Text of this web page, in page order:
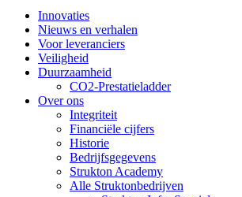
Innovaties
Nieuws en verhalen
Voor leveranciers
Veiligheid
Duurzaamheid
CO2-Prestatieladder
Over ons
Integriteit
Financiële cijfers
Historie
Bedrijfsgegevens
Strukton Academy
Alle Struktonbedrijven